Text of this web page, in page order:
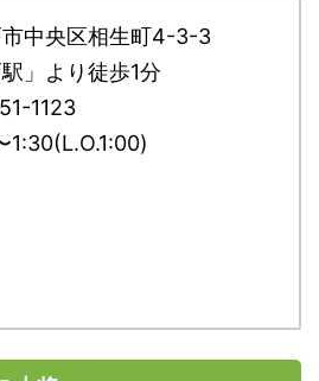
市中央区相生町4-3-3
駅」より徒歩1分
1123
1:30(L.O.1:00)